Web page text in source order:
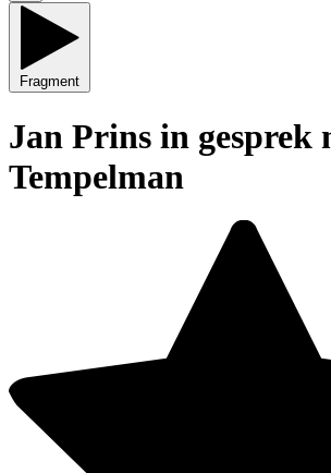
Fragment
Jan Prins in gesprek
Tempelman